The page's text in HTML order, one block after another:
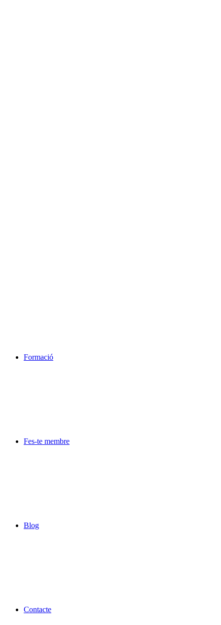
Formació
Fes-te membre
Blog
Contacte